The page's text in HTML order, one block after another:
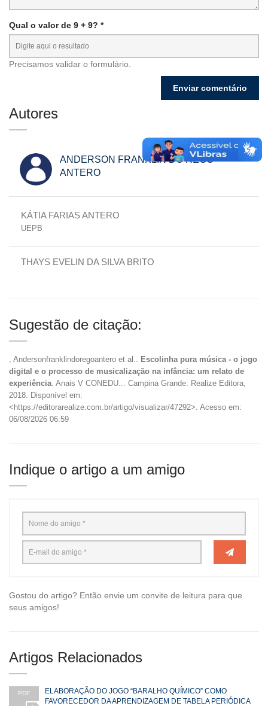
Qual o valor de 9 + 9? *
Precisamos validar o formulário.
Autores
ANDERSON FRANKLIN DO REGO
ANTERO
KÁTIA FARIAS ANTERO
UEPB
THAYS EVELIN DA SILVA BRITO
Sugestão de citação:
, Andersonfranklindoregoantero et al.. Escolinha pura música - o jogo
digital e o processo de musicalização na infância: um relato de
experiência . Anais V CONEDU... Campina Grande: Realize Editora,
2018. Disponível em:
<https://editorarealize.com.br/artigo/visualizar/47292>. Acesso em:
06/08/2026 06:59
Indique o artigo a um amigo
Gostou do artigo? Então envie um convite de leitura para que
seus amigos!
Artigos Relacionados
PDF
ELABORAÇÃO DO JOGO “BARALHO QUÍMICO” COMO
FAVORECEDOR DA APRENDIZAGEM DE TABELA PERIÓDICA